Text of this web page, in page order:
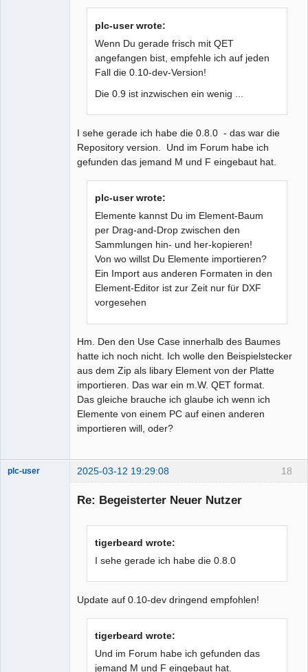
plc-user wrote:
Wenn Du gerade frisch mit QET
angefangen bist, empfehle ich auf jeden
Fall die 0.10-dev-Version!
Die 0.9 ist inzwischen ein wenig ...
I sehe gerade ich habe die 0.8.0 - das war die
Repository version. Und im Forum habe ich
gefunden das jemand M und F eingebaut hat.
plc-user wrote:
Elemente kannst Du im Element-Baum
per Drag-and-Drop zwischen den
Sammlungen hin- und her-kopieren!
Von wo willst Du Elemente importieren?
Ein Import aus anderen Formaten in den
Element-Editor ist zur Zeit nur für DXF
vorgesehen
Hm. Den den Use Case innerhalb des Baumes
hatte ich noch nicht. Ich wolle den Beispielstecker
aus dem Zip als libary Element von der Platte
importieren. Das war ein m.W. QET format.
Das gleiche brauche ich glaube ich wenn ich
Elemente von einem PC auf einen anderen
importieren will, oder?
18
plc-user 2025-03-12 19:29:08
Re: Begeisterter Neuer Nutzer
tigerbeard wrote:
I sehe gerade ich habe die 0.8.0
Update auf 0.10-dev dringend empfohlen!
tigerbeard wrote:
Und im Forum habe ich gefunden das
jemand M und F eingebaut hat.